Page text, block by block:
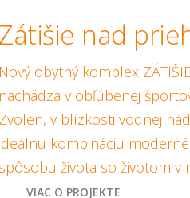
nad
obytný komplex
v obľúbenej
v blízkosti vodnej
kombináciu
života so životom v
VIAC O PROJEKTE